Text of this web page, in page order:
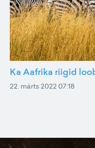
Ka Aafrika riigid
22. märts 2022 07:18